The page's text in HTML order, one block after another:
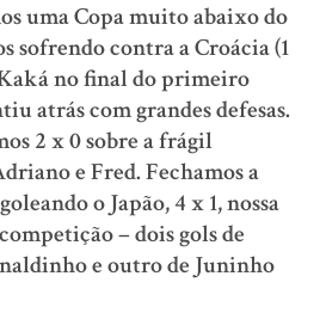
uma Copa muito abaixo do
sofrendo contra a Croácia (1
no final do primeiro
atrás com grandes defesas.
2 x 0 sobre a frágil
e Fred. Fechamos a
o Japão, 4 x 1, nossa
– dois gols de
e outro de Juninho